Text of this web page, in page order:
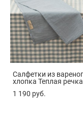
Салфетки из
хлопка Теплая
1 190 pуб.